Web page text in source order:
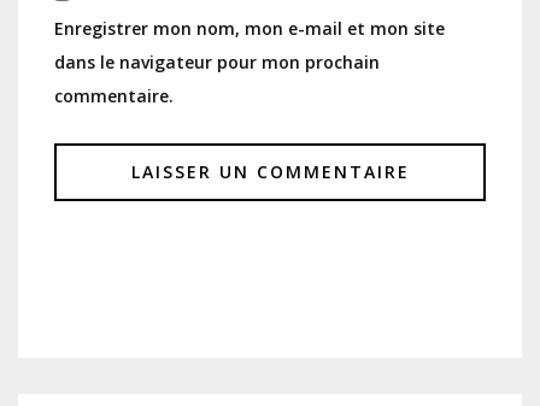
Enregistrer mon nom, mon e-mail et mon site
dans le navigateur pour mon prochain
commentaire.